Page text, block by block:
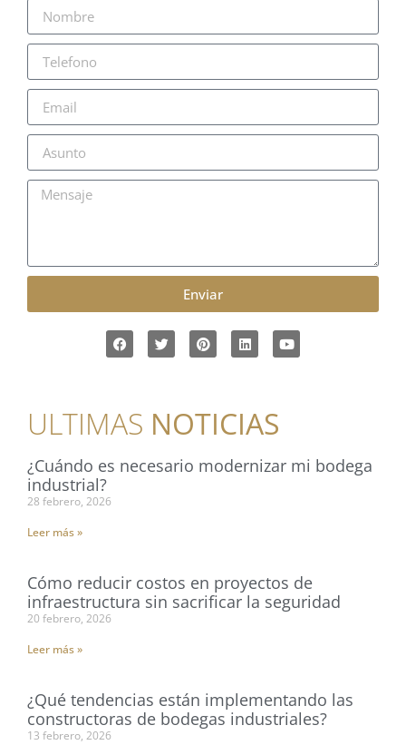
Enviar
ULTIMAS NOTICIAS
¿Cuándo es necesario modernizar mi bodega
industrial?
28 febrero, 2026
Leer más »
Cómo reducir costos en proyectos de
infraestructura sin sacrificar la seguridad
20 febrero, 2026
Leer más »
¿Qué tendencias están implementando las
constructoras de bodegas industriales?
13 febrero, 2026